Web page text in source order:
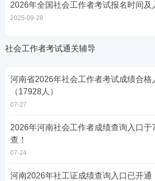
2026年全国社会工作者考试报名时间及
2025-09-28
社会工作者考试通关辅导
河南省2026年社会工作者考试成绩合格
（17928人）
07-27
2026年河南社会工作者成绩查询入口于
查！
07-24
河南2026年社工证成绩查询入口已开通